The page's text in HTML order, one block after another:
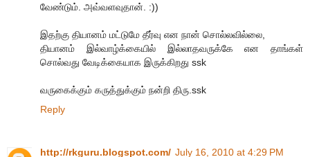
வேண்டும். அவ்வளவுதான். :))
இதற்கு தியானம் மட்டுமே தீர்வு என நான் சொல்லவில்லை,
தியானம் இல்வாழ்க்கையில் இல்லாதவருக்கே என தாங்கள்
சொல்வது வேடிக்கையாக இருக்கிறது ssk
வருகைக்கும் கருத்துக்கும் நன்றி திரு.ssk
Reply
http://rkguru.blogspot.com/ July 16, 2010 at 4:29 PM